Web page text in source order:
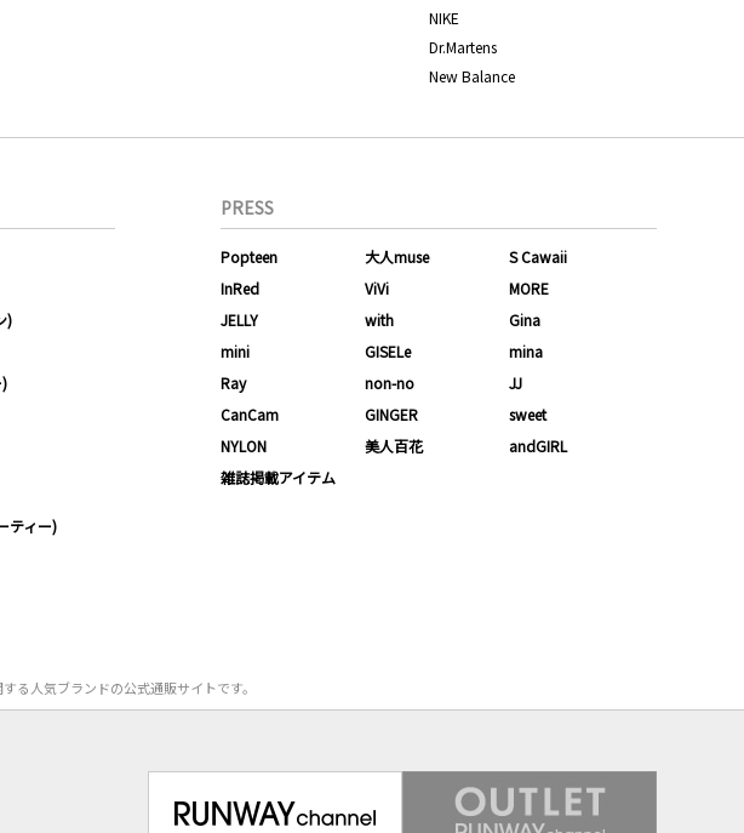
NIKE
Dr.Martens
New Balance
)
ティー)
PRESS
Popteen 大人muse
S Cawaii
InRed
ViVi
MORE
JELLY
with
Gina
mini
GISELe
mina
Ray
non-no
JJ
CanCam
GINGER
sweet
NYLON
美人百花
andGIRL
雑誌掲載アイテム
る人気ブランドの公式通販サイトです。